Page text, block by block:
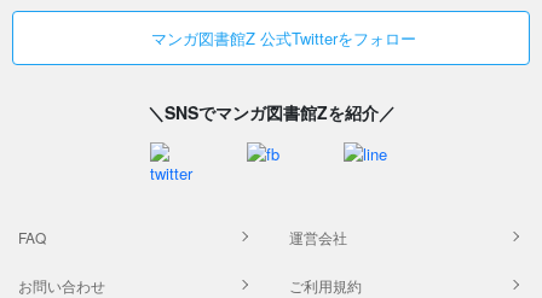
マンガ図書館Z 公式Twitterをフォロー
＼SNSでマンガ図書館Zを紹介／
FAQ 運営会社
お問い合わせ ご利用規約